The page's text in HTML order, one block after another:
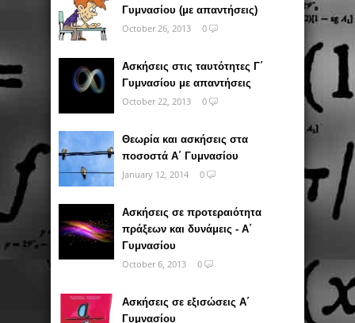
Γυμνασίου (με απαντήσεις)
October 26, 2013
0
Ασκήσεις στις ταυτότητες Γ΄
Γυμνασίου με απαντήσεις
October 22, 2013
0
Θεωρία και ασκήσεις στα
ποσοστά Α΄ Γυμνασίου
January 12, 2014
0
Ασκήσεις σε προτεραιότητα
πράξεων και δυνάμεις - Α΄
Γυμνασίου
October 6, 2013
0
Ασκήσεις σε εξισώσεις Α΄
Γυμνασίου